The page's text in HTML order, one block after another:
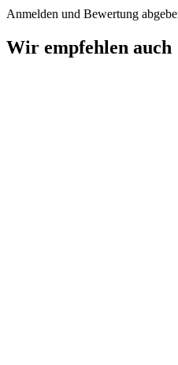
Anmelden und Bewertung
Wir empfehlen auch